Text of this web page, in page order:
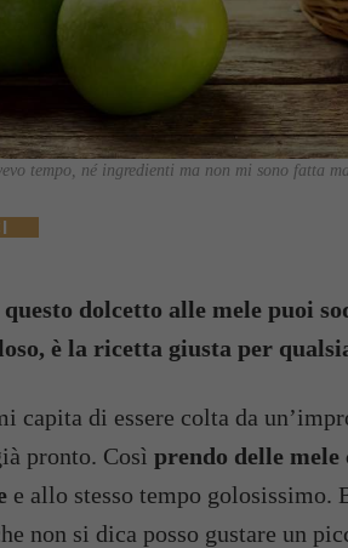
tempo, né ingredienti ma non mi sono fatta
questo dolcetto alle mele puoi
è la ricetta giusta per
capita di essere colta da
pronto. Così prendo delle mele
e allo stesso tempo
non si dica posso gustare un